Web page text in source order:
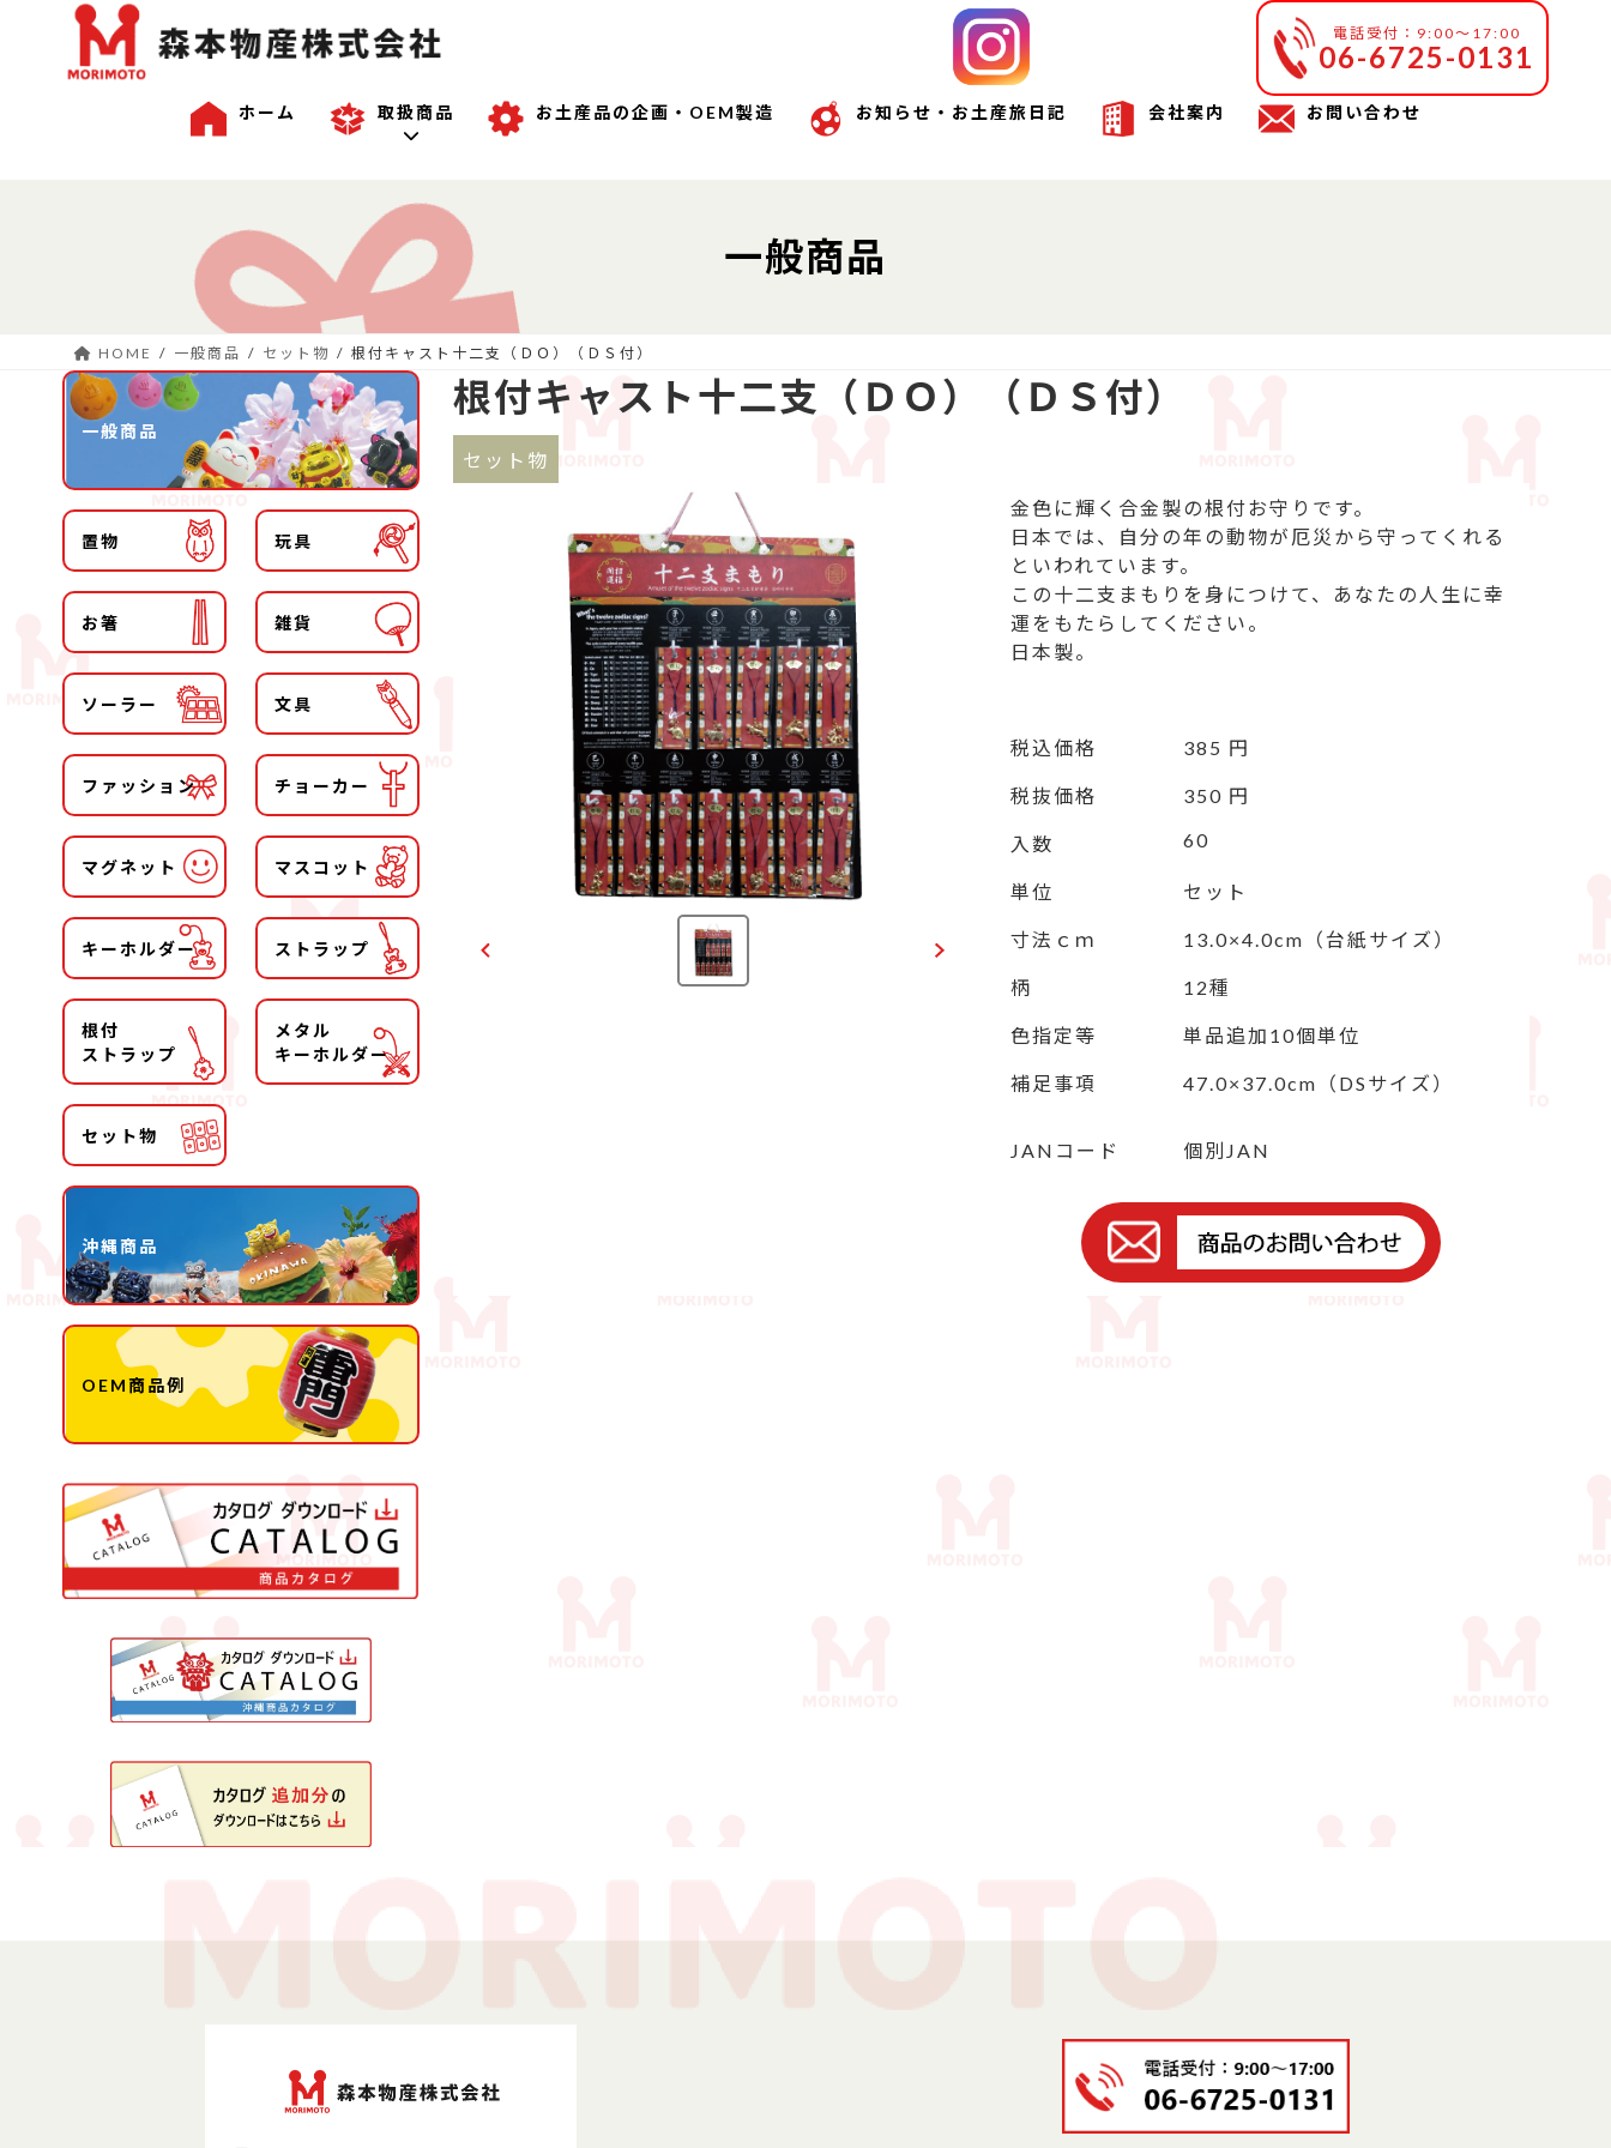
電話受付：9:00～17:00
06-6725-0131
ホーム 取扱商品
一般商品
沖縄商品
OEM商品例
お土産品の企画・OEM製造 お知らせ・お土産旅日記 会社案内 お問い合わせ
一般商品
HOME 一般商品 セット物 根付キャスト十二支（ＤＯ）（ＤＳ付）
根付キャスト十二支（ＤＯ）（ＤＳ付）
セット物
金色に輝く合金製の根付お守りです。
日本では、自分の年の動物が厄災から守ってくれる
といわれています。
この十二支まもりを身につけて、あなたの人生に幸
運をもたらしてください。
日本製。
税込価格 385 円
税抜価格 350 円
入数 60
単位 セット
寸法ｃｍ 13.0×4.0cm（台紙サイズ）
柄 12種
色指定等 単品追加10個単位
補足事項 47.0×37.0cm（DSサイズ）
JANコード 個別JAN
一般商品
置物 玩具
お箸 雑貨
ソーラー 文具
ファッション チョーカー
マグネット マスコット
キーホルダー ストラップ
根付
ストラップ
メタル
キーホルダー
セット物
沖縄商品
OEM商品例